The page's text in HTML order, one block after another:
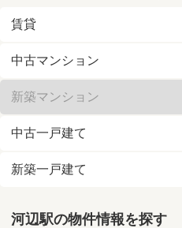
賃貸
中古マンション
新築マンション
中古一戸建て
新築一戸建て
河辺駅の物件情報を探す